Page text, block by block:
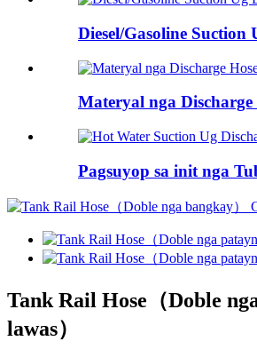
Diesel/Gasoline Suction
Materyal nga Discharge
Pagsuyop sa init nga
Tank Rail Hose（Doble
lawas）